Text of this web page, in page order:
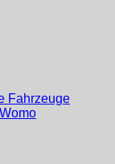
Fahrzeuge